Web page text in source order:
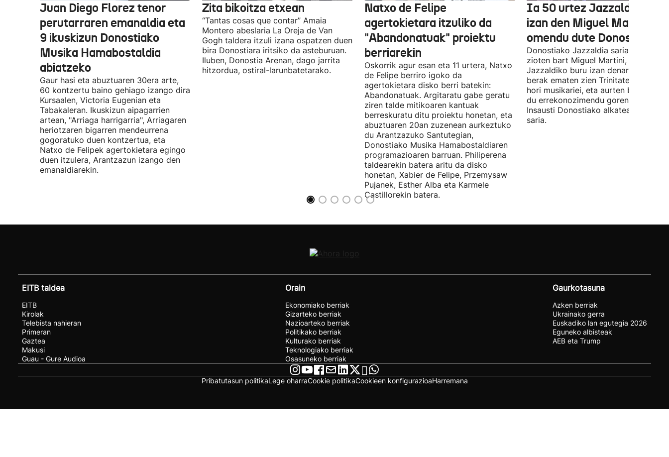
Juan Diego Florez tenor
perutarraren emanaldia eta
9 ikuskizun Donostiako
Musika Hamabostaldia
abiatzeko
Gaur hasi eta abuztuaren 30era arte,
60 kontzertu baino gehiago izango dira
Kursaalen, Victoria Eugenian eta
Tabakaleran. Ikuskizun aipagarrien
artean, "Arriaga harrigarria", Arriagaren
heriotzaren bigarren mendeurrena
gogoratuko duen kontzertua, eta
Natxo de Felipek agertokietara egingo
duen itzulera, Arantzazun izango den
emanaldiarekin.
Zita bikoitza etxean
“Tantas cosas que contar” Amaia
Montero abeslaria La Oreja de Van
Gogh taldera itzuli izana ospatzen duen
bira Donostiara iritsiko da asteburuan.
Iluben, Donostia Arenan, dago jarrita
hitzordua, ostiral-larunbatetarako.
Natxo de Felipe
agertokietara itzuliko da
"Abandonatuak" proiektu
berriarekin
Oskorrik agur esan eta 11 urtera, Natxo
de Felipe berriro igoko da
agertokietara disko berri batekin:
Abandonatuak. Argitaratu gabe geratu
ziren talde mitikoaren kantuak
berreskuratu ditu proiektu honetan, eta
abuztuaren 20an zuzenean aurkeztuko
du Arantzazuko Santutegian,
Donostiako Musika Hamabostaldiaren
programazioaren barruan. Philiperena
taldearekin batera aritu da disko
honetan, Xabier de Felipe, Przemysaw
Pujanek, Esther Alba eta Karmele
Castillorekin batera.
Ia 50 urtez Jazzaldiko
izan den Miguel Martin
omendu dute Donostian
Donostiako Jazzaldia saria eman
zioten bart Miguel Martini, ia 50
Jazzaldiko buru izan denari. Orain
berak ematen zien Trinitate Plazan
hori musikariei, eta aurten berak jaso
du errekonozimendu gorena. Jon
Insausti Donostiako alkateak eman
saria.
EITB taldea
EITB
Kirolak
Telebista nahieran
Primeran
Gaztea
Makusi
Guau - Gure Audioa
Orain
Ekonomiako berriak
Gizarteko berriak
Nazioarteko berriak
Politikako berriak
Kulturako berriak
Teknologiako berriak
Osasuneko berriak
Gaurkotasuna
Azken berriak
Ukrainako gerra
Euskadiko lan egutegia 2026
Eguneko albisteak
AEB eta Trump
Pribatutasun politikaLege oharraCookie politikaCookieen konfigurazioaHarremana